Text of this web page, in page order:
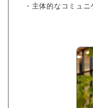
・主体的なコミュ